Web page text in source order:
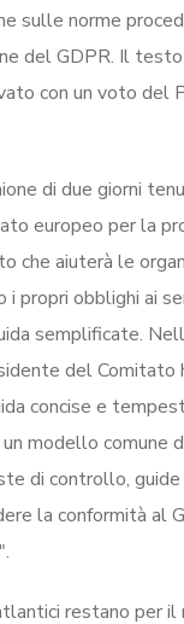
sulle norme
del GDPR. Il testo
con un voto del
di due giorni
europeo per la
che aiuterà le
i propri obblighi ai
semplificate.
del Comitato
concise e
modello comune
di controllo, guide
la conformità al
restano per il